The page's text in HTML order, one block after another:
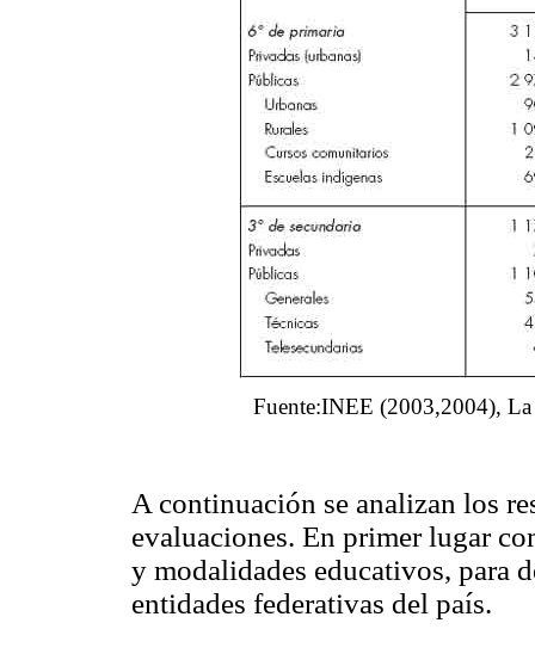
Fuente:INEE (2003,2004), La
A continuación se analizan los
evaluaciones. En primer lugar
y modalidades educativos, para
entidades federativas del país.